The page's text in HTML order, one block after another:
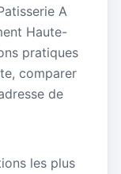
A
Haute-
pratiques
comparer
de
les plus